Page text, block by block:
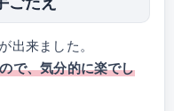
出来ました。
で、気分的に楽でし